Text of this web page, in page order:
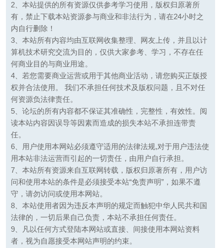
2、本站提供的所有资源仅供参考学习使用，版权归原著所
有，禁止下载本站资源参与商业和非法行为，请在24小时之
内自行删除！
3、本站所有内容均由互联网收集整理、网友上传，并且以计
算机技术研究交流为目的，仅供大家参考、学习，不存在任
何商业目的与商业用途。
4、若您需要商业运营或用于其他商业活动，请您购买正版授
权并合法使用。 我们不承担任何技术及版权问题，且不对任
何资源负法律责任。
5、论坛的所有内容都不保证其准确性，完整性，有效性。阅
读本站内容因误导等因素而造成的损失本站不承担连带责
任。
6、用户使用本网站必须遵守适用的法律法规,对于用户违法使
用本站非法运营而引起的一切责任，由用户自行承担。
7、本站所有资源来自互联网转载，版权归原著所有，用户访
问和使用本站的条件是必须接受本站“免责声明”，如果不遵
守，请勿访问或使用本网站。
8、本站使用者因为违反本声明的规定而触犯中华人民共和国
法律的，一切后果自己负责，本站不承担任何责任。
9、凡以任何方式登陆本网站或直接、间接使用本网站资料
者，视为自愿接受本网站声明的约束。